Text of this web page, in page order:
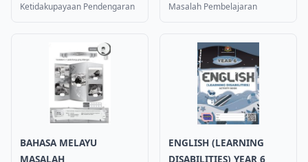
Ketidakupayaan Pendengaran
Masalah Pembelajaran
BAHASA MELAYU
MASALAH
ENGLISH (LEARNING
DISABILITIES) YEAR 6